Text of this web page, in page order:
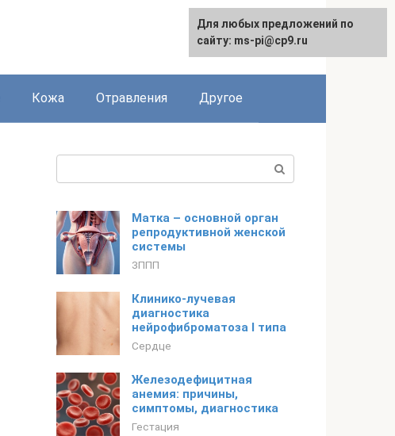
Кожа Отравления Другое
Матка – основной орган
репродуктивной женской
системы
ЗППП
Клинико-лучевая
диагностика
нейрофиброматоза I типа
Сердце
Железодефицитная
анемия: причины,
симптомы, диагностика
Гестация
Для любых предложений по
сайту: ms-pi@cp9.ru